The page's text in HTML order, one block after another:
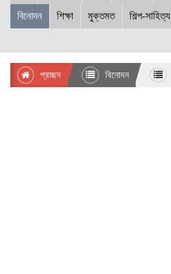
বিনোদন শিক্ষা মুক্তমত শিল্প-সাহিত্য
প্রচ্ছদ বিনোদন